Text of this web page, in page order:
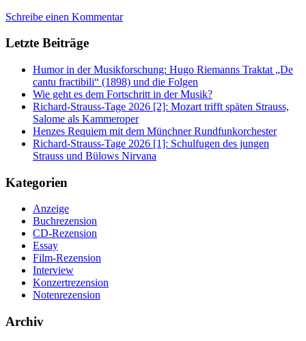
Schreibe einen Kommentar
Letzte Beiträge
Humor in der Musikforschung: Hugo Riemanns Traktat „De
cantu fractibili“ (1898) und die Folgen
Wie geht es dem Fortschritt in der Musik?
Richard-Strauss-Tage 2026 [2]: Mozart trifft späten Strauss,
Salome als Kammeroper
Henzes Requiem mit dem Münchner Rundfunkorchester
Richard-Strauss-Tage 2026 [1]: Schulfugen des jungen
Strauss und Bülows Nirvana
Kategorien
Anzeige
Buchrezension
CD-Rezension
Essay
Film-Rezension
Interview
Konzertrezension
Notenrezension
Archiv